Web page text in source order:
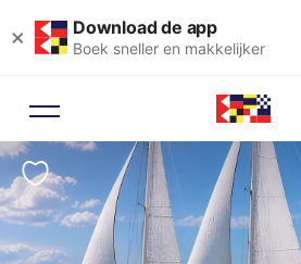
× Download de app
Boek sneller en makkelijker